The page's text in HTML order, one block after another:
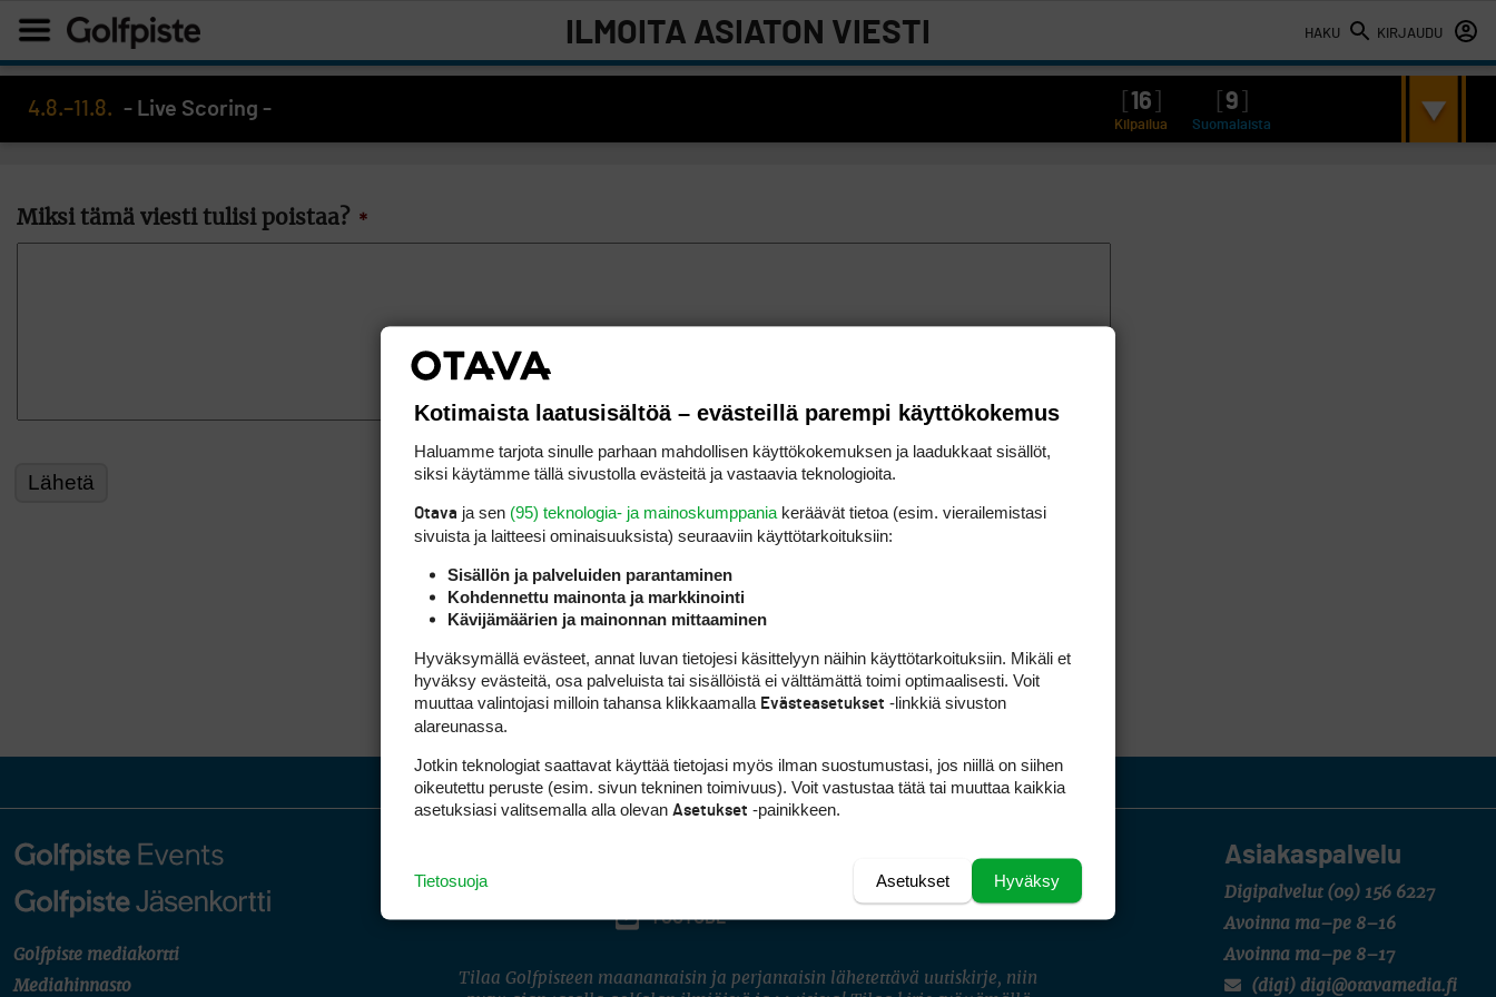
HAKU KIRJAUDU
ILMOITA ASIATON VIESTI
4.8.–11.8. - Live Scoring - 16 9
Kilpailua Suomalaista
Miksi tämä viesti tulisi poistaa? *
Golfpiste mediakortti
Mediahinnasto
Asiakaspalvelu
Digipalvelut (09) 156 6227
Avoinna ma–pe 8–16
Avoinna ma–pe 8–17
(digi) digi@otavamedia.fi
INSTAGRAM
YOUTUBE
Tilaa Golfpisteen maanantaisin ja perjantaisin lähetettävä uutiskirje, niin
Kotimaista laatusisältöä – evästeillä parempi käyttökokemus
Haluamme tarjota sinulle parhaan mahdollisen käyttökokemuksen ja laadukkaat sisällöt,
siksi käytämme tällä sivustolla evästeitä ja vastaavia teknologioita.
Otava ja sen (95) teknologia- ja mainoskumppania keräävät tietoa (esim. vierailemis­tasi
sivuista ja laitteesi ominaisuuk­sista) seuraaviin käyttötarkoituksiin:
Sisällön ja palveluiden parantaminen
Kohdennettu mainonta ja markkinointi
Kävijämäärien ja mainonnan mittaaminen
Hyväksymällä evästeet, annat luvan tietojesi käsittelyyn näihin käyttötarkoituksiin. Mikäli et
hyväksy evästeitä, osa palveluista tai sisällöistä ei välttämättä toimi optimaalisesti. Voit
muuttaa valintojasi milloin tahansa klikkaamalla Evästeasetukset -linkkiä sivuston
alareunassa.
Jotkin teknologiat saattavat käyttää tietojasi myös ilman suostumustasi, jos niillä on siihen
oikeutettu peruste (esim. sivun tekninen toimivuus). Voit vastustaa tätä tai muuttaa kaikkia
asetuksiasi valitsemalla alla olevan Asetukset -painikkeen.
Hyväksy
Asetukset
Tietosuoja